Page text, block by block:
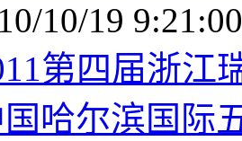
10/19
第四届浙江
哈尔滨国际